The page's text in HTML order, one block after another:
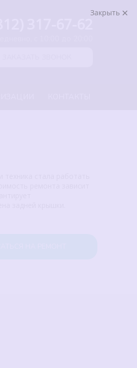
стала работать
ремонта зависит
задней крышки.
Закрыть